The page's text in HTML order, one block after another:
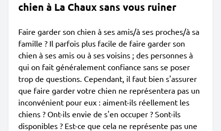
chien à La Chaux sans vous ruiner
Faire garder son chien à ses amis/à ses proches/à sa
famille ? Il parfois plus facile de faire garder son
chien à ses amis ou à ses voisins ; des personnes à
qui on fait généralement confiance sans se poser
trop de questions. Cependant, il faut bien s'assurer
que faire garder votre chien ne représentera pas un
inconvénient pour eux : aiment-ils réellement les
chiens ? Ont-ils envie de s'en occuper ? Sont-ils
disponibles ? Est-ce que cela ne représente pas une